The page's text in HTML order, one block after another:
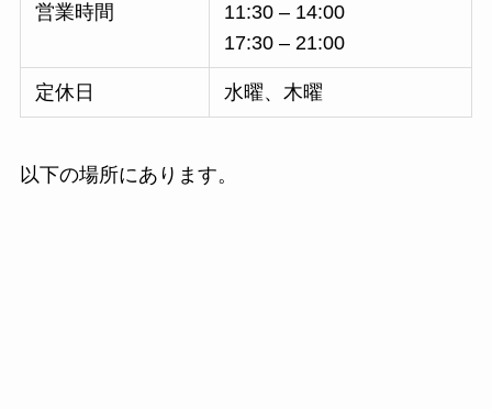
営業時間
11:30 – 14:00
17:30 – 21:00
定休日 水曜、木曜
以下の場所にあります。